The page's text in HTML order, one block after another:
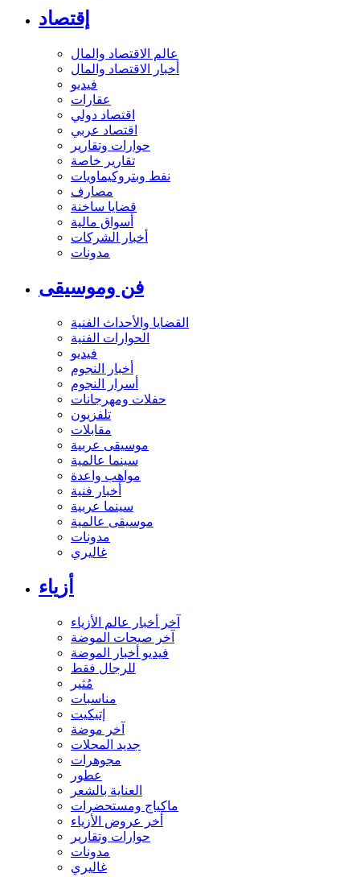
إقتصاد
عالم الاقتصاد والمال
أخبار الاقتصاد والمال
فيديو
عقارات
اقتصاد دولي
اقتصاد عربي
حوارات وتقارير
تقارير خاصة
نفط وبتروكيماويات
مصارف
قضايا ساخنة
أسواق مالية
أخبار الشركات
مدونات
فن وموسيقى
القضايا والأحداث الفنية
الحوارات الفنية
فيديو
أخبار النجوم
أسرار النجوم
حفلات ومهرجانات
تلفزيون
مقابلات
موسيقى عربية
سينما عالمية
مواهب واعدة
أخبار فنية
سينما عربية
موسيقى عالمية
مدونات
غاليري
أزياء
آخر أخبار عالم الأزياء
آخر صيحات الموضة
فيديو أخبار الموضة
للرجال فقط
مُثير
مناسبات
إتيكيت
آخر موضة
جديد المحلات
مجوهرات
عطور
العناية بالشعر
ماكياج ومستحضرات
أخر عروض الأزياء
حوارات وتقارير
مدونات
غاليري